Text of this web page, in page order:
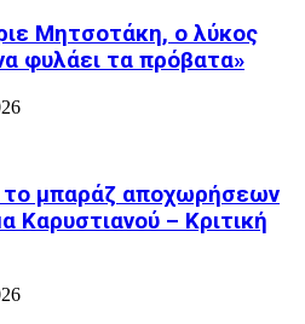
Μητσοτάκη, ο λύκος
φυλάει τα πρόβατα»
το μπαράζ αποχωρήσεων
Καρυστιανού – Κριτική